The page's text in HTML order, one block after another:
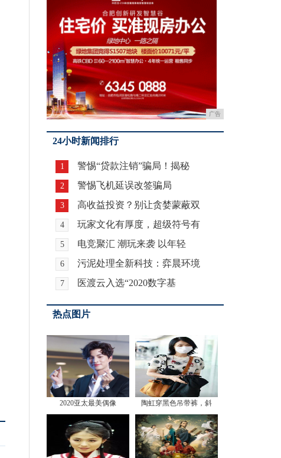
广告
24小时新闻排行
1 警惕“贷款注销”骗局！揭秘
2 警惕飞机延误改签骗局
3 高收益投资？别让贪婪蒙蔽双
4 玩家文化有厚度，超级符号有
5 电竞聚汇 潮玩来袭 以年轻
6 污泥处理全新科技：弈晨环境
7 医渡云入选“2020数字基
热点图片
2020亚太最美偶像 陶虹穿黑色吊带裤，斜